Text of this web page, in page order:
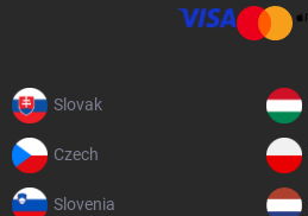
Slovak
Czech
Slovenia